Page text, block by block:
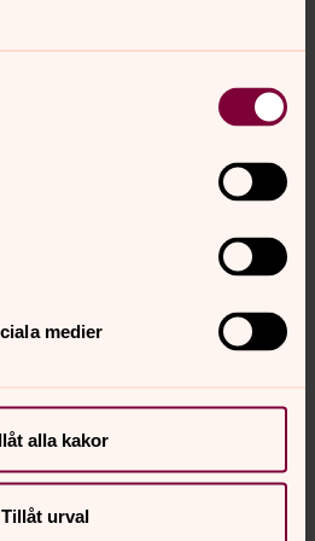
medier
alla kakor
Tillåt urval